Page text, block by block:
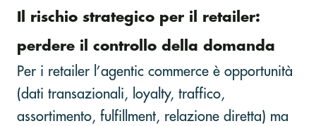
Il rischio strategico per il retailer:
perdere il controllo della domanda
Per i retailer l’agentic commerce è opportunità
(dati transazionali, loyalty, traffico,
assortimento, fulfillment, relazione diretta) ma